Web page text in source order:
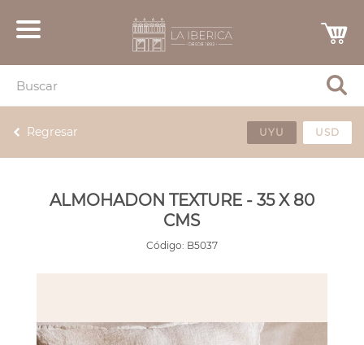
Regresar UYU USD
ALMOHADON TEXTURE - 35 X 80
CMS
Código: B5037